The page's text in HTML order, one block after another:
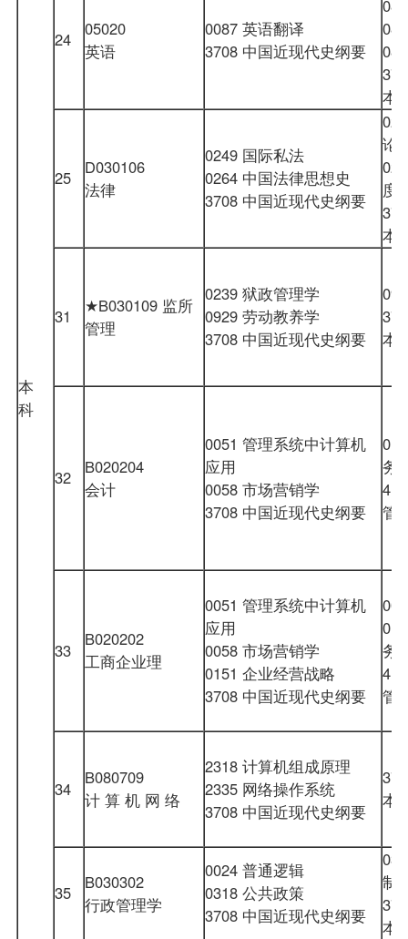
本
科
24
05020
英语
0087 英语翻译
3708 中国近现代史纲要
本
25
D030106
法律
0249 国际私法
0264 中国法律思想史
3708 中国近现代史纲要
论
度
本
31
★B030109 监所
管理
0239 狱政管理学
0929 劳动教养学
3708 中国近现代史纲要
本
32
B020204
会计
0051 管理系统中计算机
应用
0058 市场营销学
3708 中国近现代史纲要
务
管
33
B020202
工商企业理
0051 管理系统中计算机
应用
0058 市场营销学
0151 企业经营战略
3708 中国近现代史纲要
务
管
34
B080709
计 算 机 网 络
2318 计算机组成原理
2335 网络操作系统
3708 中国近现代史纲要
本
35
B030302
行政管理学
0024 普通逻辑
0318 公共政策
3708 中国近现代史纲要
制
本